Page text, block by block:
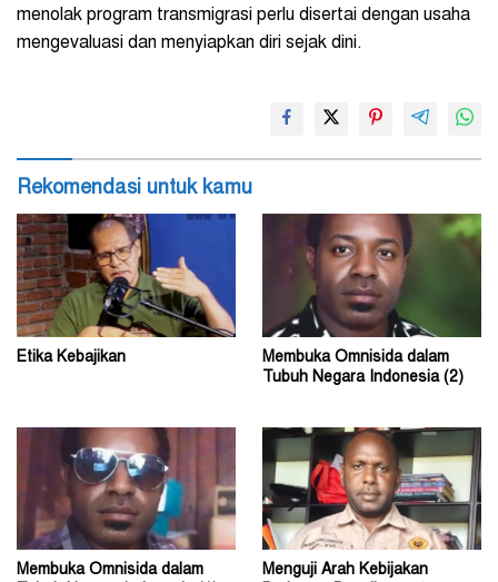
menolak program transmigrasi perlu disertai dengan usaha
mengevaluasi dan menyiapkan diri sejak dini.
Rekomendasi untuk kamu
Etika Kebajikan
Membuka Omnisida dalam
Tubuh Negara Indonesia (2)
Membuka Omnisida dalam
Menguji Arah Kebijakan